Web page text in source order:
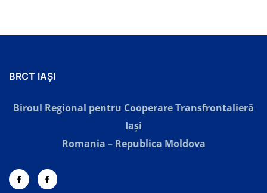
BRCT IAȘI
Biroul Regional pentru Cooperare Transfrontalieră
Iaşi
Romania – Republica Moldova